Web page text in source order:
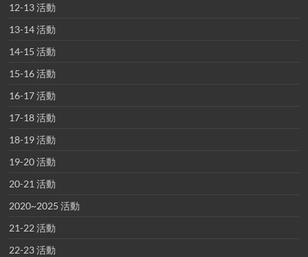
12-13 活動
13-14 活動
14-15 活動
15-16 活動
16-17 活動
17-18 活動
18-19 活動
19-20 活動
20-21 活動
2020~2025 活動
21-22 活動
22-23 活動